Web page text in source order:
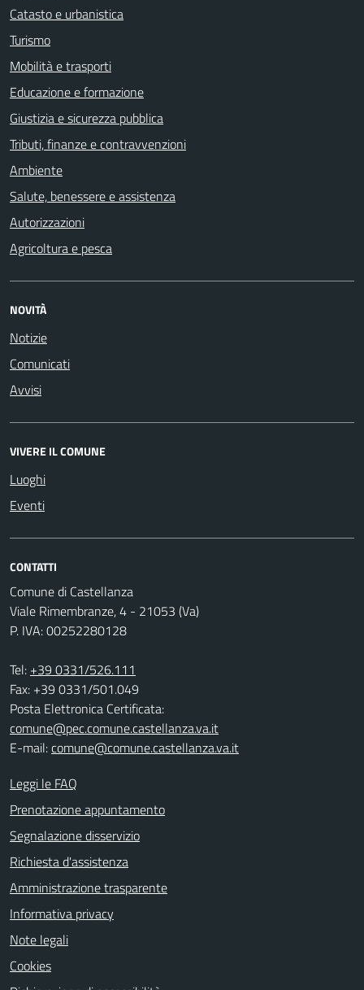
Catasto e urbanistica
Turismo
Mobilità e trasporti
Educazione e formazione
Giustizia e sicurezza pubblica
Tributi, finanze e contravvenzioni
Ambiente
Salute, benessere e assistenza
Autorizzazioni
Agricoltura e pesca
NOVITÀ
Notizie
Comunicati
Avvisi
VIVERE IL COMUNE
Luoghi
Eventi
CONTATTI
Comune di Castellanza
Viale Rimembranze, 4 - 21053 (Va)
P. IVA: 00252280128
Tel: +39 0331/526.111
Fax: +39 0331/501.049
Posta Elettronica Certificata:
comune@pec.comune.castellanza.va.it
E-mail:comune@comune.castellanza.va.it
Leggi le FAQ
Prenotazione appuntamento
Segnalazione disservizio
Richiesta d'assistenza
Amministrazione trasparente
Informativa privacy
Note legali
Cookies